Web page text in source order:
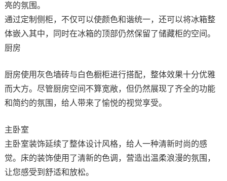
亮的氛围。
通过定制侧柜，不仅可以使颜色和谐统一，还可以将冰箱整
体嵌入其中，同时在冰箱的顶部仍然保留了储藏柜的空间。
厨房
厨房使用灰色墙砖与白色橱柜进行搭配，整体效果十分优雅
而大方。尽管厨房空间不算宽敞，但仍然展现了齐全的功能
和简约的氛围，给人带来了愉悦的视觉享受。
主卧室
主卧室装饰延续了整体设计风格，给人一种清新时尚的感
觉。床的装饰使用了清新的色调，营造出温柔浪漫的氛围，
让您感受到舒适和放松。